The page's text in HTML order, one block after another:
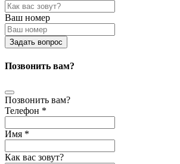
Ваш номер
Задать вопрос
Позвонить вам?
Позвонить вам?
Телефон *
Имя *
Как вас зовут?